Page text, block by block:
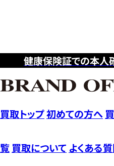
健康保険証での本
買取トップ初めての方へ
覧 買取について よくある